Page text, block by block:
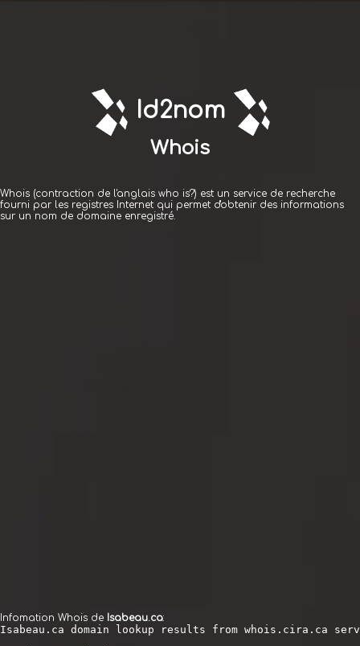
Id2nom.com
Vérifier
un
Id2nom
Whois
Whois (contraction de l'anglais who is?) est un service de recherche
fourni par les registres Internet qui permet d'obtenir des informations
sur un nom de domaine enregistré.
Infomation Whois de Isabeau.ca:
Isabeau.ca domain lookup results from whois.cira.ca